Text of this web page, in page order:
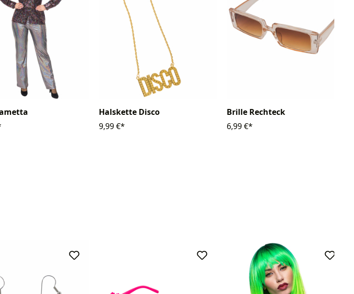
Halskette Disco
9,99 €*
Brille Rechteck
6,99 €*